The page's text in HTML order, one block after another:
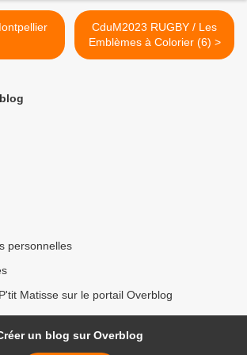
CduM2023 RUGBY / Les
Emblèmes à Colorier (6) >
personnelles
Matisse sur le portail Overblog
un blog sur Overblog